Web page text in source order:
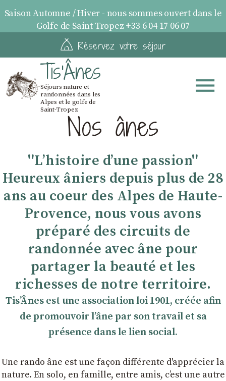
Saison Automne / Hiver - nous sommes ouvert dans le
Golfe de Saint Tropez +33 6 04 17 06 07
Réservez votre séjour
Tis'Ânes
Séjours nature et
randonnées dans les
Alpes et le golfe de
Saint-TropezNos ânes
''Lʼhistoire dʼune passion''
Heureux âniers depuis plus de 28
ans au coeur des Alpes de Haute-
Provence, nous vous avons
préparé des circuits de
randonnée avec âne pour
partager la beauté et les
richesses de notre territoire.
TisʼÂnes est une association loi 1901, créée afin
de promouvoir lʼâne par son travail et sa
présence dans le lien social.
Une rando âne est une façon différente d'apprécier la
nature. En solo, en famille, entre amis, cʼest une autre